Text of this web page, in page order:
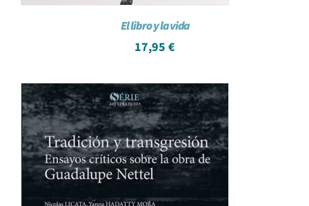
El libro y la vida
17,95 €